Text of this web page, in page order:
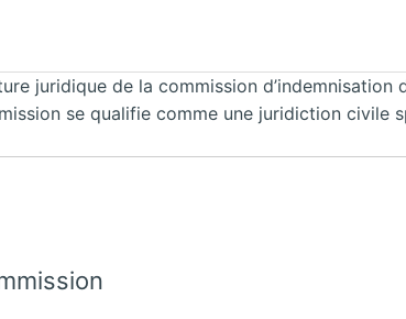
juridique de la commission d’indemnisation
se qualifie comme une juridiction civile